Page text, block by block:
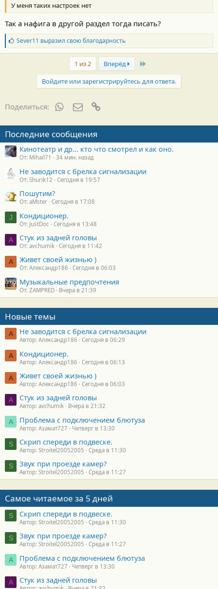
У меня таких настроек нет
Так а нафига в другой раздел тогда писать?
Б
л
а
о
т
и
:
Sever11 выразил свою благодарность
1 из 2 Вперёд Last
Войдите или зарегистрируйтесь для ответа.
Поделиться: WhatsAppЭлектронная почта
Последние сообщения
Кинотеатр и др... кто что смотрел и как оно.
От: Mihail71 34 мин. назад
Не заводится с брелка сигнализации
От: Shurik12 Сегодня в 19:57
Пошутим?
От: aMster Сегодня в 17:08
J Кондиционер.
От: JustDoc Сегодня в 13:48
A Стук из задней головы
От: avchumik Сегодня в 11:42
А Живет своей жизнью )
От: Александр186 Сегодня в 06:03
Музыкальные предпочтения
От: ZAMPRED Вчера в 21:39
Новые темы
А Не заводится с брелка сигнализации
Автор: Александр186 Сегодня в 06:29
А Кондиционер.
Автор: Александр186 Сегодня в 06:13
А Живет своей жизнью )
Автор: Александр186 Сегодня в 06:03
A Стук из задней головы
Автор: avchumik Вчера в 21:32
А Проблема с подключением блютуза
Автор: Азамат727 Четверг в 13:30
S Скрип спереди в подвеске.
Автор: Stroitel20052005 Среда в 11:30
S Звук при проезде камер?
Автор: Stroitel20052005 Среда в 11:27
Самое читаемое за 5 дней
S Скрип спереди в подвеске.
Автор: Stroitel20052005 Среда в 11:30
S Звук при проезде камер?
Автор: Stroitel20052005 Среда в 11:27
А Проблема с подключением блютуза
Автор: Азамат727 Четверг в 13:30
A Стук из задней головы